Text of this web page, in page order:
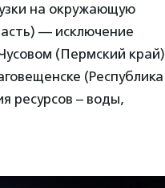
на окружающую
— исключение
(Пермский край)
(Республика
ресурсов – воды,